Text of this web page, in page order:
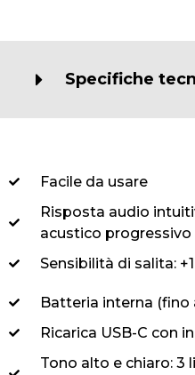
Specifiche
Facile da usare
Risposta audio
acustico
Sensibilità di salita:
Batteria interna
Ricarica USB-C con
Tono alto e chiaro: 3